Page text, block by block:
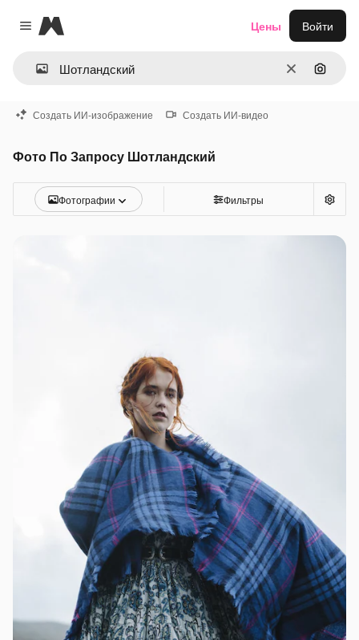
Close menu
Magnific
ОчиститьПоиск
Цены Войти
Создать ИИ-изображение Создать ИИ-видео
Фото По Запросу Шотландский
Фотографии Фильтры